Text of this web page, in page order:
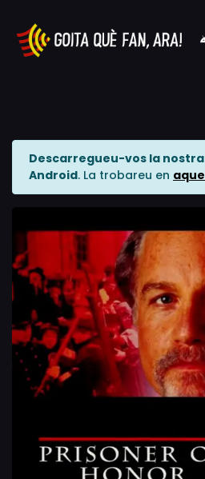
Descarregueu-vos la
Android. La trobareu en